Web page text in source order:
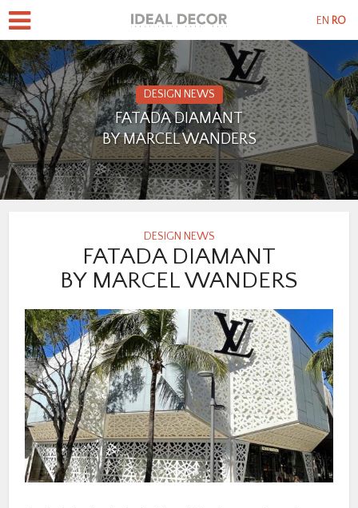
DESIGN NEWS
FATADA DIAMANT
BY MARCEL WANDERS
DESIGN NEWS
FATADA DIAMANT
BY MARCEL WANDERS
EN RO